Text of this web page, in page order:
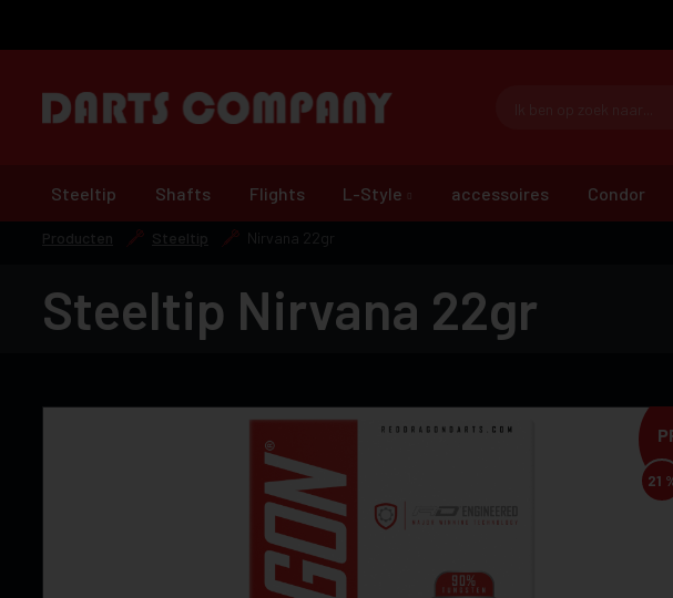
Steeltip Shafts Flights L-Style accessoires Condor
Producten Steeltip Nirvana 22gr
Steeltip Nirvana 22gr
21